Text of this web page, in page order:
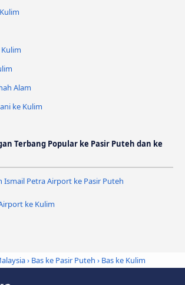
Alam
ke Kulim
Terbang Popular ke Pasir Puteh dan ke
Ismail Petra Airport ke Pasir Puteh
ke Kulim
› Bas ke Pasir Puteh › Bas ke Kulim